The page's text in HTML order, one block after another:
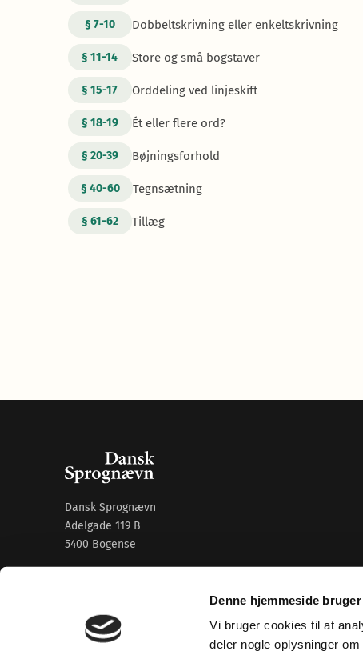
Denne hjemmeside
Vi bruger cookies til at
deler nogle oplysninger
§ 7-10 Dobbeltskrivning eller enkeltskrivning
§11-14 Store og små bogstaver
§15-17 Orddeling ved linjeskift
§ 18-19 Ét eller flere ord?
§ 20-39 Bøjningsforhold
§ 40-60 Tegnsætning
§ 61-62 Tillæg
Dansk Sprognævn
Adelgade 119 B
5400 Bogense
33 74 74 00·adm@dsn.dk
Se ogsåAfdeling for Dansk Tegnsprog